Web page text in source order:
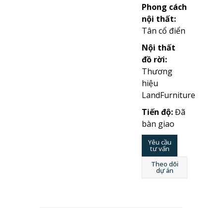
Phong cách
nội thất:
Tân cổ điển
Nội thất
đồ rời:
Thương
hiệu
LandFurniture
Tiến độ:Đã
bàn giao
Yêu cầu
tư vấn
Theo dõi
dự án